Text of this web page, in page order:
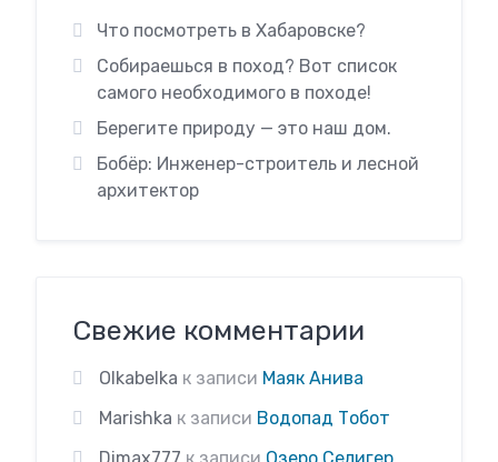
Что посмотреть в Хабаровске?
Собираешься в поход? Вот список
самого необходимого в походе!
Берегите природу — это наш дом.
Бобёр: Инженер-строитель и лесной
архитектор
Свежие комментарии
Olkabelka к записи Маяк Анива
Marishka к записи Водопад Тобот